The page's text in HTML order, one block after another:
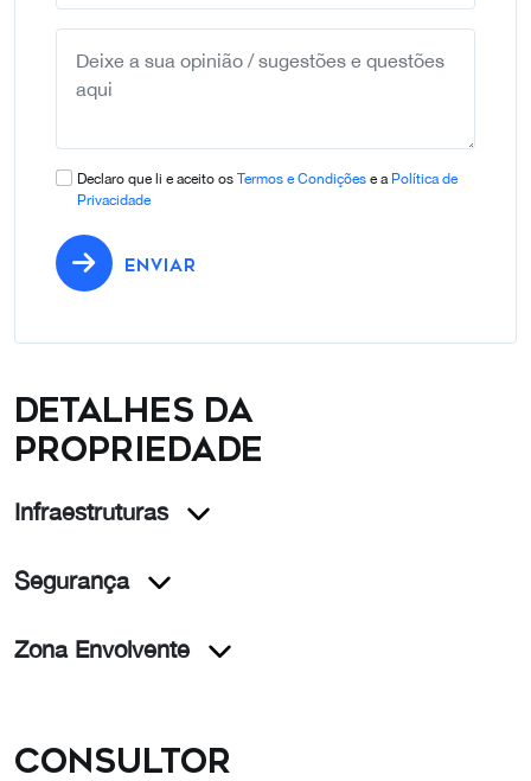
+351
Declaro que li e aceito os Termos e Condições e a Política de
Privacidade
ENVIAR
Detalhes da
propriedade
Infraestruturas
Segurança
Zona Envolvente
Consultor